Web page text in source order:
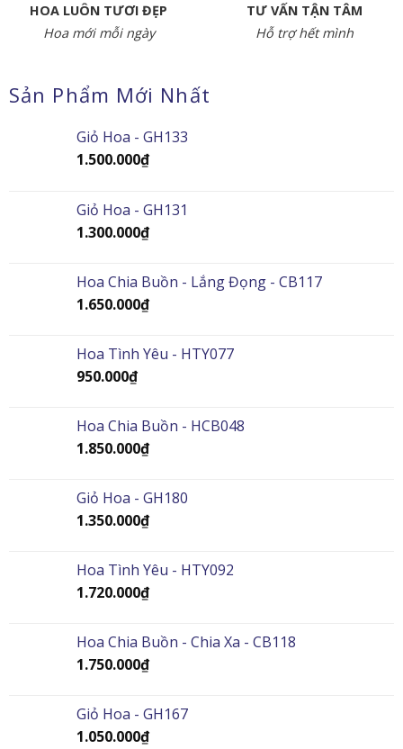
HOA LUÔN TƯƠI ĐẸP
Hoa mới mỗi ngày
TƯ VẤN TẬN TÂM
Hỗ trợ hết mình
Sản Phẩm Mới Nhất
Giỏ Hoa - GH133
1.500.000₫
Giỏ Hoa - GH131
1.300.000₫
Hoa Chia Buồn - Lắng Đọng - CB117
1.650.000₫
Hoa Tình Yêu - HTY077
950.000₫
Hoa Chia Buồn - HCB048
1.850.000₫
Giỏ Hoa - GH180
1.350.000₫
Hoa Tình Yêu - HTY092
1.720.000₫
Hoa Chia Buồn - Chia Xa - CB118
1.750.000₫
Giỏ Hoa - GH167
1.050.000₫